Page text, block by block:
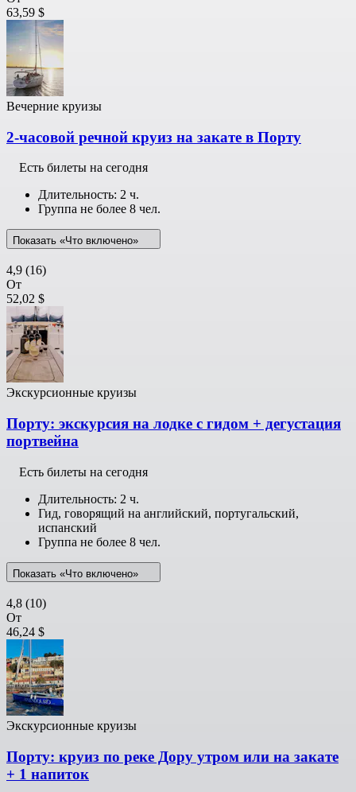
63,59 $
Вечерние круизы
2-часовой речной круиз на закате в Порту
Есть билеты на сегодня
Длительность: 2 ч.
Группа не более 8 чел.
Показать «Что включено»
4,9 (16)
От
52,02 $
Экскурсионные круизы
Порту: экскурсия на лодке с гидом + дегустация
портвейна
Есть билеты на сегодня
Длительность: 2 ч.
Гид, говорящий на английский, португальский,
испанский
Группа не более 8 чел.
Показать «Что включено»
4,8 (10)
От
46,24 $
Экскурсионные круизы
Порту: круиз по реке Дору утром или на закате
+ 1 напиток